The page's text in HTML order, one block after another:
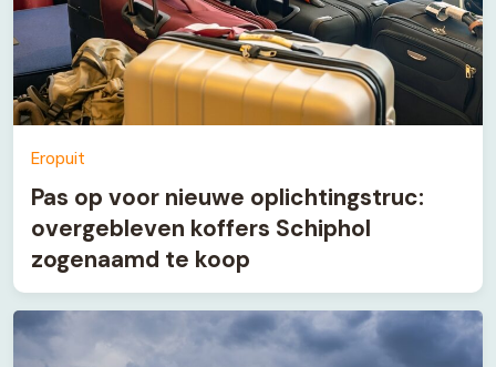
Eropuit
Pas op voor nieuwe oplichtingstruc:
overgebleven koffers Schiphol
zogenaamd te koop